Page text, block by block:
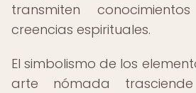
transmiten
creencias espirituales.
El simbolismo de los
arte nómada